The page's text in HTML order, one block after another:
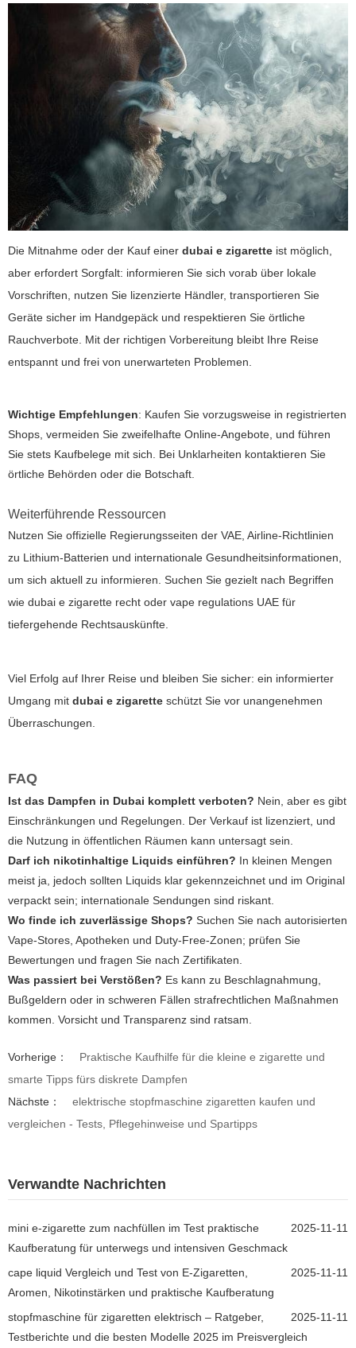
Die Mitnahme oder der Kauf einer dubai e zigarette ist möglich,
aber erfordert Sorgfalt: informieren Sie sich vorab über lokale
Vorschriften, nutzen Sie lizenzierte Händler, transportieren Sie
Geräte sicher im Handgepäck und respektieren Sie örtliche
Rauchverbote. Mit der richtigen Vorbereitung bleibt Ihre Reise
entspannt und frei von unerwarteten Problemen.
Wichtige Empfehlungen: Kaufen Sie vorzugsweise in registrierten
Shops, vermeiden Sie zweifelhafte Online-Angebote, und führen
Sie stets Kaufbelege mit sich. Bei Unklarheiten kontaktieren Sie
örtliche Behörden oder die Botschaft.
Weiterführende Ressourcen
Nutzen Sie offizielle Regierungsseiten der VAE, Airline-Richtlinien
zu Lithium-Batterien und internationale Gesundheitsinformationen,
um sich aktuell zu informieren. Suchen Sie gezielt nach Begriffen
wie dubai e zigarette recht oder vape regulations UAE für
tiefergehende Rechtsauskünfte.
Viel Erfolg auf Ihrer Reise und bleiben Sie sicher: ein informierter
Umgang mit dubai e zigarette schützt Sie vor unangenehmen
Überraschungen.
FAQ
Ist das Dampfen in Dubai komplett verboten? Nein, aber es gibt
Einschränkungen und Regelungen. Der Verkauf ist lizenziert, und
die Nutzung in öffentlichen Räumen kann untersagt sein.
Darf ich nikotinhaltige Liquids einführen? In kleinen Mengen
meist ja, jedoch sollten Liquids klar gekennzeichnet und im Original
verpackt sein; internationale Sendungen sind riskant.
Wo finde ich zuverlässige Shops? Suchen Sie nach autorisierten
Vape-Stores, Apotheken und Duty-Free-Zonen; prüfen Sie
Bewertungen und fragen Sie nach Zertifikaten.
Was passiert bei Verstößen? Es kann zu Beschlagnahmung,
Bußgeldern oder in schweren Fällen strafrechtlichen Maßnahmen
kommen. Vorsicht und Transparenz sind ratsam.
Vorherige：
Praktische Kaufhilfe für die kleine e zigarette und
smarte Tipps fürs diskrete Dampfen
Nächste：
elektrische stopfmaschine zigaretten kaufen und
vergleichen - Tests, Pflegehinweise und Spartipps
Verwandte Nachrichten
2025-11-11
mini e-zigarette zum nachfüllen im Test praktische
Kaufberatung für unterwegs und intensiven Geschmack
2025-11-11
cape liquid Vergleich und Test von E-Zigaretten,
Aromen, Nikotinstärken und praktische Kaufberatung
2025-11-11
stopfmaschine für zigaretten elektrisch – Ratgeber,
Testberichte und die besten Modelle 2025 im Preisvergleich